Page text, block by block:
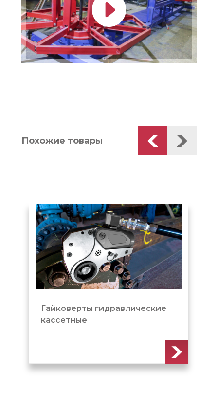
Похожие товары
Гайковерты гидравлические
кассетные